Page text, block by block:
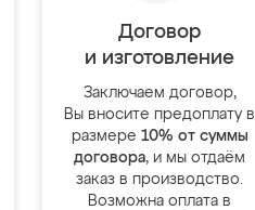
Договор
и изготовление
Заключаем договор,
Вы вносите предоплату в
размере 10% от суммы
договора, и мы отдаём
заказ в производство.
Возможна оплата в